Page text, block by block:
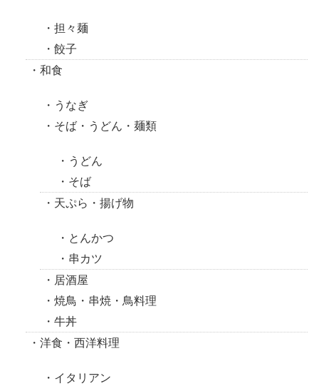
担々麺
餃子
和食
うなぎ
そば・うどん・麺類
うどん
そば
天ぷら・揚げ物
とんかつ
串カツ
居酒屋
焼鳥・串焼・鳥料理
牛丼
洋食・西洋料理
イタリアン